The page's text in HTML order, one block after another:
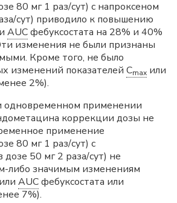
80 мг 1 раз/сут) с напроксеном
сут) приводило к повышению
и AUCфебуксостата на 28% и 40%
изменения не были признаны
Кроме того, не было
изменений показателей Cmax или
2%).
одновременном применении
коррекции дозы не
применение
80 мг 1 раз/сут) с
50 мг 2 раза/сут) не
либо значимым изменениям
или AUCфебуксостата или
7%).